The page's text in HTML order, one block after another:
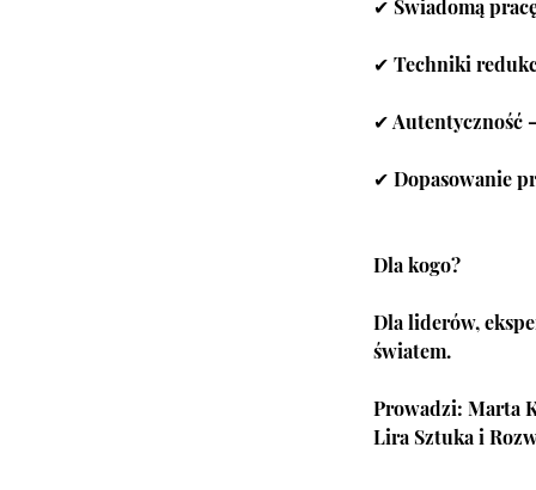
✔ Świadomą
✔ Techniki
✔ Autentyczność
✔ Dopasowanie
Dla kogo?
Dla liderów,
światem.
Prowadzi: Marta
Lira Sztuka i